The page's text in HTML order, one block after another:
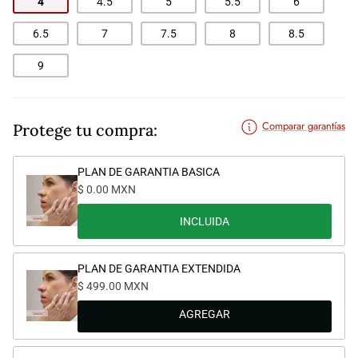
6.5 7 7.5 8 8.5
9
Protege tu compra: Comparar garantías
PLAN DE GARANTIA BASICA
$ 0.00 MXN
INCLUIDA
PLAN DE GARANTIA EXTENDIDA
$ 499.00 MXN